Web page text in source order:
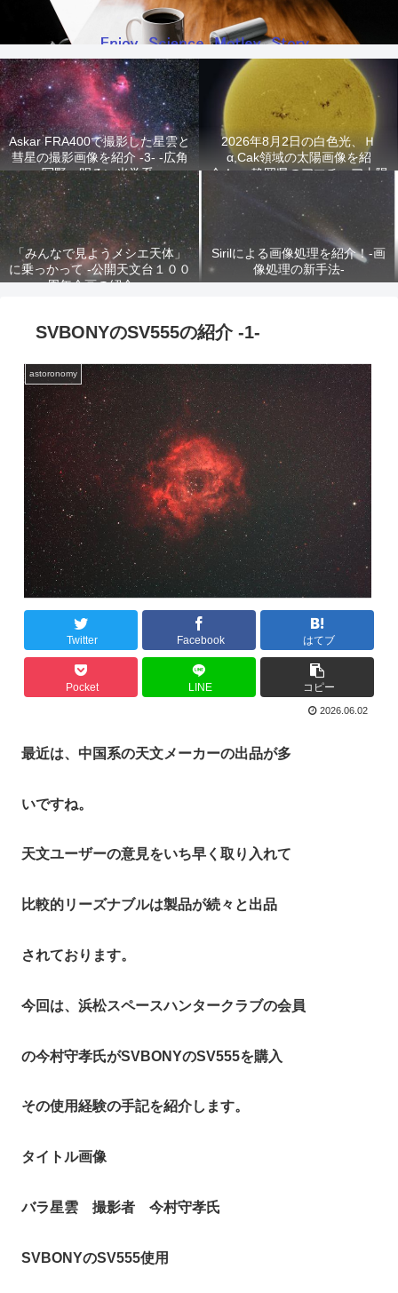
Askar FRA400で撮影した星雲と
彗星の撮影画像を紹介 -3- -広角
写野、明るい光学系-
2026年8月2日の白色光、Ｈ
α,Cak領域の太陽画像を紹
介！ -静岡県のアマチュア太陽
観測家が撮影!-
「みんなで見ようメシエ天体」
に乗っかって -公開天文台１００
周年企画の紹介-
Sirilによる画像処理を紹介！-画
像処理の新手法-
SVBONYのSV555の紹介 -1-
astoronomy
Twitter Facebook はてブ
Pocket LINE コピー
2026.06.02
最近は、中国系の天文メーカーの出品が多
いですね。
天文ユーザーの意見をいち早く取り入れて
比較的リーズナブルは製品が続々と出品
されております。
今回は、浜松スペースハンタークラブの会員
の今村守孝氏がSVBONYのSV555を購入
その使用経験の手記を紹介します。
タイトル画像
バラ星雲 撮影者 今村守孝氏
SVBONYのSV555使用